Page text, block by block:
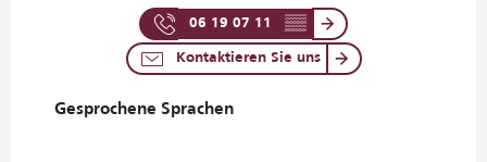
06 19 07 11 ▒▒
Kontaktieren Sie uns
Gesprochene Sprachen
Gesprochene Sprachen